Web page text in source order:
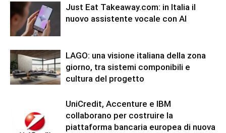
Just Eat Takeaway.com: in Italia il
nuovo assistente vocale con AI
LAGO: una visione italiana della zona
giorno, tra sistemi componibili e
cultura del progetto
UniCredit, Accenture e IBM
collaborano per costruire la
piattaforma bancaria europea di nuova